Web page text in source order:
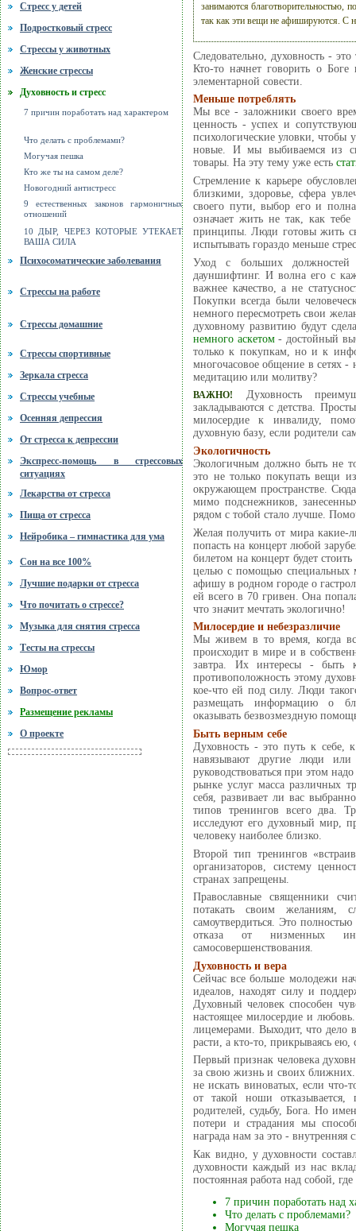
Стресс у детей
Подростковый стресс
Стрессы у животных
Женские стрессы
Духовность и стресс
7 причин поработать над характером
Что делать с проблемами?
Могучая пешка
Кто же ты на самом деле?
Новогодний антистресс
9 естественных законов гармоничных
отношений
10 ДЫР, ЧЕРЕЗ КОТОРЫЕ УТЕКАЕТ
ВАША СИЛА
Психосоматические заболевания
Стрессы на работе
Стрессы домашние
Стрессы спортивные
Зеркала стресса
Стрессы учебные
Осенняя депрессия
От стресса к депрессии
Экспресс-помощь в стрессовых
ситуациях
Лекарства от стресса
Пища от стресса
Нейробика – гимнастика для ума
Сон на все 100%
Лучшие подарки от стресса
Что почитать о стрессе?
Музыка для снятия стресса
Тесты на стрессы
Юмор
Вопрос-ответ
Размещение рекламы
О проекте
занимаются благотворительностью,
так как эти вещи не афишируются. С
Следовательно, духовность -
Кто-то начнет говорить о
элементарной совести.
Меньше потреблять
Мы все - заложники своего
ценность - успех и
психологические уловки, чтобы
новые. И мы выбиваемся из
товары. На эту тему уже есть
Стремление к карьере
близкими, здоровье, сфера
своего пути, выбор его и
означает жить не так, как
принципы. Люди готовы жить
испытывать гораздо меньше
Уход с больших должностей
дауншифтинг. И волна его с
важнее качество, а не
Покупки всегда были
немного пересмотреть свои
духовному развитию будут
немного аскетом- достойный
только к покупкам, но и к
многочасовое общение в сетях -
медитацию или молитву?
ВАЖНО!
Духовность
закладываются с детства.
милосердие к инвалиду,
духовную базу, если родители
Экологичность
Экологичным должно быть не
это не только покупать вещи
окружающем пространстве.
мимо подснежников,
рядом с тобой стало лучше.
Желая получить от мира какие-
попасть на концерт любой
билетом на концерт будет
целью с помощью специальных
афишу в родном городе о
ей всего в 70 гривен. Она
что значит мечтать экологично!
Милосердие и небезразличие
Мы живем в то время, когда
происходит в мире и в
завтра. Их интересы - быть
противоположность этому
кое-что ей под силу. Люди
размещать информацию о
оказывать безвозмездную
Быть верным себе
Духовность - это путь к
навязывают другие люди
руководствоваться при этом
рынке услуг масса различных
себя, развивает ли вас
типов тренингов всего два.
исследуют его духовный мир,
человеку наиболее близко.
Второй тип тренингов
организаторов, систему
странах запрещены.
Православные священники
потакать своим желаниям,
самоутвердиться. Это
отказа от низменных
самосовершенствования.
Духовность и вера
Сейчас все больше молодежи
идеалов, находят силу и
Духовный человек способен
настоящее милосердие и
лицемерами. Выходит, что дело
расти, а кто-то, прикрываясь ею,
Первый признак человека
за свою жизнь и своих ближних.
не искать виноватых, если
от такой ноши отказывается,
родителей, судьбу, Бога. Но
потери и страдания мы
награда нам за это - внутренняя
Как видно, у духовности
духовности каждый из нас
постоянная работа над собой,
7 причин поработать над
Что делать с проблемами?
Могучая пешка